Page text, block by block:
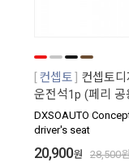
컨셉토
컨셉토
운전석1p (페리 공
DXSOAUTO
driver's seat
20,900원 28,500